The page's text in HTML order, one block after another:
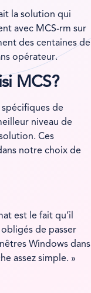
la solution qui
avec MCS-rm sur
des centaines de
opérateur.
MCS?
spécifiques de
niveau de
Ces
notre choix de
est le fait qu’il
de passer
Windows dans
assez simple. »